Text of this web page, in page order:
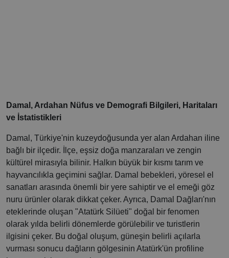
Damal, Ardahan Nüfus ve Demografi Bilgileri, Haritaları
ve İstatistikleri
Damal, Türkiye'nin kuzeydoğusunda yer alan Ardahan iline
bağlı bir ilçedir. İlçe, eşsiz doğa manzaraları ve zengin
kültürel mirasıyla bilinir. Halkın büyük bir kısmı tarım ve
hayvancılıkla geçimini sağlar. Damal bebekleri, yöresel el
sanatları arasında önemli bir yere sahiptir ve el emeği göz
nuru ürünler olarak dikkat çeker. Ayrıca, Damal Dağları'nın
eteklerinde oluşan "Atatürk Silüeti" doğal bir fenomen
olarak yılda belirli dönemlerde görülebilir ve turistlerin
ilgisini çeker. Bu doğal oluşum, güneşin belirli açılarla
vurması sonucu dağların gölgesinin Atatürk'ün profiline